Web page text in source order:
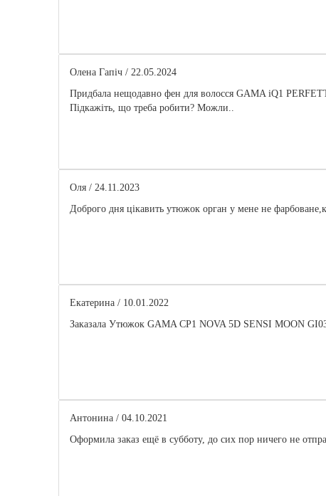
Олена Гапіч/ 22.05.2024
Придбала нещодавно фен для волосся GAMA iQ1
Підкажіть, що треба робити? Можли..
Оля / 24.11.2023
Доброго дня цікавить утюжок орган у мене не
Екатерина / 10.01.2022
Заказала Утюжок GAMA CP1 NOVA 5D SENSI MOON
Антонина / 04.10.2021
Оформила заказ ещё в субботу, до сих пор ничего не